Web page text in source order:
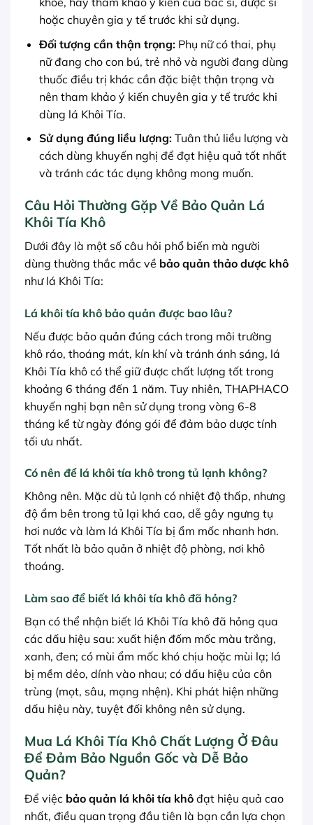
hoặc chuyên gia y tế trước khi sử dụng.
Đối tượng cần thận trọng:Phụ nữ có thai, phụ
nữ đang cho con bú, trẻ nhỏ và người đang dùng
thuốc điều trị khác cần đặc biệt thận trọng và
nên tham khảo ý kiến chuyên gia y tế trước khi
dùng lá Khôi Tía.
Sử dụng đúng liều lượng:Tuân thủ liều lượng và
cách dùng khuyến nghị để đạt hiệu quả tốt nhất
và tránh các tác dụng không mong muốn.
Câu Hỏi Thường Gặp Về Bảo Quản Lá
Khôi Tía Khô
Dưới đây là một số câu hỏi phổ biến mà người
dùng thường thắc mắc về bảo quản thảo dược khô
như lá Khôi Tía:
Lá khôi tía khô bảo quản được bao lâu?
Nếu được bảo quản đúng cách trong môi trường
khô ráo, thoáng mát, kín khí và tránh ánh sáng, lá
Khôi Tía khô có thể giữ được chất lượng tốt trong
khoảng 6 tháng đến 1 năm. Tuy nhiên, THAPHACO
khuyến nghị bạn nên sử dụng trong vòng 6-8
tháng kể từ ngày đóng gói để đảm bảo dược tính
tối ưu nhất.
Có nên để lá khôi tía khô trong tủ lạnh không?
Không nên. Mặc dù tủ lạnh có nhiệt độ thấp, nhưng
độ ẩm bên trong tủ lại khá cao, dễ gây ngưng tụ
hơi nước và làm lá Khôi Tía bị ẩm mốc nhanh hơn.
Tốt nhất là bảo quản ở nhiệt độ phòng, nơi khô
thoáng.
Làm sao để biết lá khôi tía khô đã hỏng?
Bạn có thể nhận biết lá Khôi Tía khô đã hỏng qua
các dấu hiệu sau: xuất hiện đốm mốc màu trắng,
xanh, đen; có mùi ẩm mốc khó chịu hoặc mùi lạ; lá
bị mềm dẻo, dính vào nhau; có dấu hiệu của côn
trùng (mọt, sâu, mạng nhện). Khi phát hiện những
dấu hiệu này, tuyệt đối không nên sử dụng.
Mua Lá Khôi Tía Khô Chất Lượng Ở Đâu
Để Đảm Bảo Nguồn Gốc và Dễ Bảo
Quản?
Để việc bảo quản lá khôi tía khô đạt hiệu quả cao
nhất, điều quan trọng đầu tiên là bạn cần lựa chọn